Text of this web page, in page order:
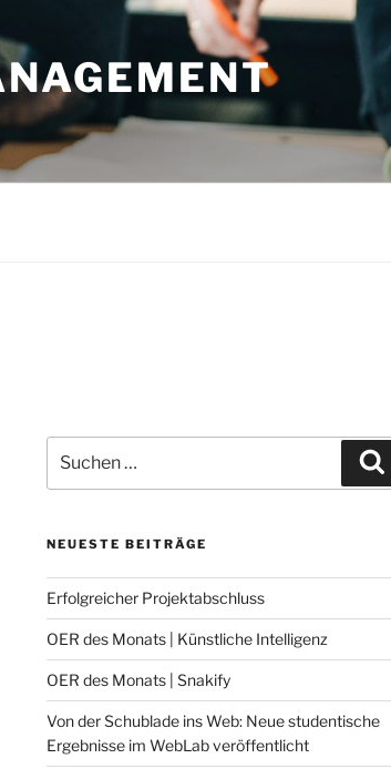
nach:
NEUESTE BEITRÄGE
Erfolgreicher Projektabschluss
OER des Monats | Künstliche Intelligenz
OER des Monats | Snakify
Von der Schublade ins Web: Neue studentische
Ergebnisse im WebLab veröffentlicht